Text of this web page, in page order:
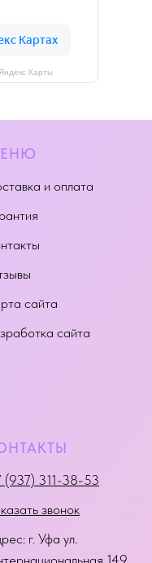
Карты
и оплата
сайта
сайта
(937) 311-38-53
звонок
г. Уфа ул.